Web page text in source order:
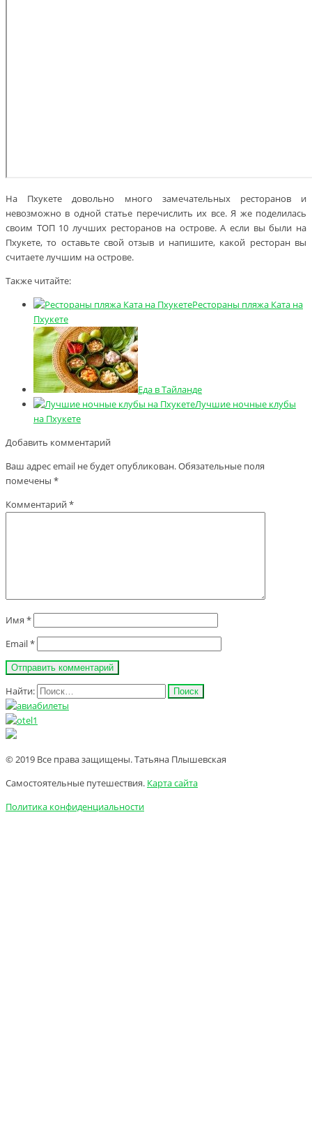
На Пхукете довольно много замечательных ресторанов и
невозможно в одной статье перечислить их все. Я же поделилась
своим ТОП 10 лучших ресторанов на острове. А если вы были на
Пхукете, то оставьте свой отзыв и напишите, какой ресторан вы
считаете лучшим на острове.
Также читайте:
Рестораны пляжа Ката на
Пхукете
Еда в Тайланде
Лучшие ночные клубы
на Пхукете
Добавить комментарий
Ваш адрес email не будет опубликован.Обязательные поля
помечены *
Комментарий*
Имя *
Email*
Найти:
© 2019 Все права защищены. Татьяна Плышевская
Самостоятельные путешествия. Карта сайта
Политика конфиденциальности